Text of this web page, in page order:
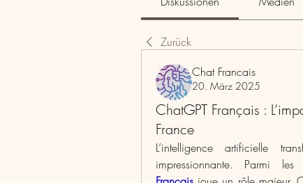
Zurück
Chat Francais
20. März 2025
ChatGPT Français :
France
L’intelligence artificielle
impressionnante. Parmi